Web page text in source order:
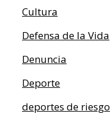
Cultura
Defensa de la Vida
Denuncia
Deporte
deportes de riesgo